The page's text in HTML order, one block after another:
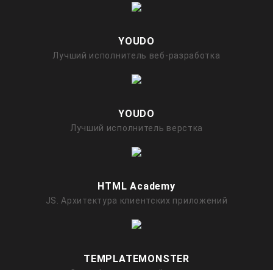
YOUDO
Лучший исполнитель веб-разработка
YOUDO
Лучший исполнитель верстка
HTML Academy
JS. Архитектура клиентских приложений
TEMPLATEMONSTER